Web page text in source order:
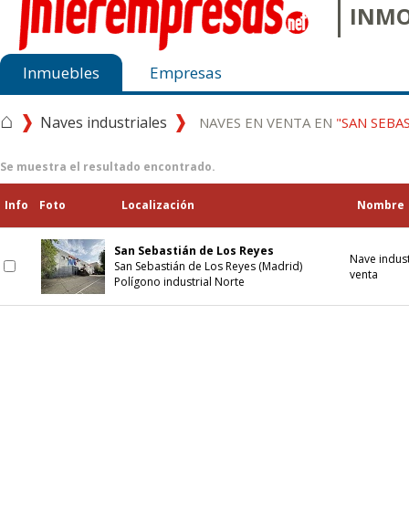
Inmuebles Empresas
⌂ Naves industriales NAVES EN VENTA EN "SAN
Se muestra el resultado encontrado.
Info Foto Localización Nombre
San Sebastián de Los Reyes
San Sebastián de Los Reyes (Madrid)
Polígono industrial Norte
Nave
venta